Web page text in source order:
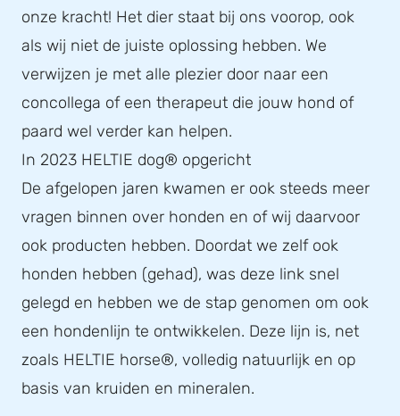
onze kracht! Het dier staat bij ons voorop, ook
als wij niet de juiste oplossing hebben. We
verwijzen je met alle plezier door naar een
concollega of een therapeut die jouw hond of
paard wel verder kan helpen.
In 2023 HELTIE dog® opgericht
De afgelopen jaren kwamen er ook steeds meer
vragen binnen over honden en of wij daarvoor
ook producten hebben. Doordat we zelf ook
honden hebben (gehad), was deze link snel
gelegd en hebben we de stap genomen om ook
een hondenlijn te ontwikkelen. Deze lijn is, net
zoals HELTIE horse®, volledig natuurlijk en op
basis van kruiden en mineralen.